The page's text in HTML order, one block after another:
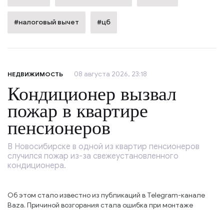
#налоговый вычет #цб
НЕДВИЖИМОСТЬ 08 августа 2026, 23:18
Кондиционер вызвал
пожар в квартире
пенсионеров
В Новосибирске в одной из квартир пенсионеров
случился пожар из-за свежеустановленного
кондиционера.
Об этом стало известно из публикаций в Telegram-канале
Baza. Причиной возгорания стала ошибка при монтаже